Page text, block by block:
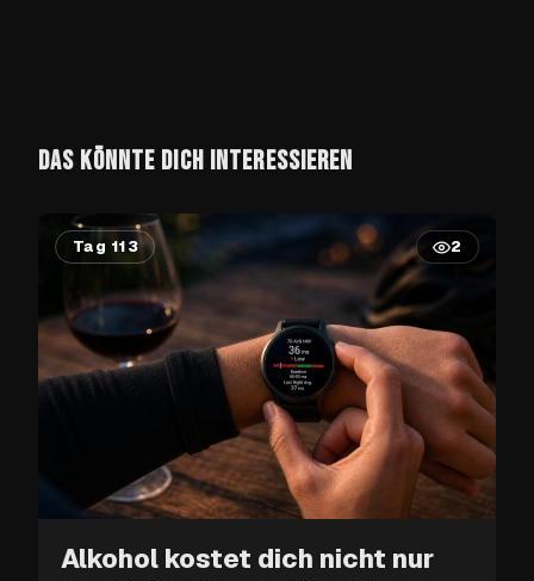
DAS KÖNNTE DICH INTERESSIEREN
Tag 113 2
Alkohol kostet dich nicht nur